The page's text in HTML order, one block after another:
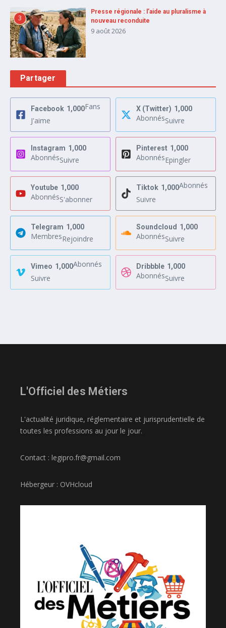
3
Presse régionale : l’aide au pluralisme à
nouveau reconduite
9 août 2026
Partager
Facebook 1,000Fans
J'aime
X (Twitter) 1,000
AbonnésSuivre
Instagram 1,000
AbonnésSuivre
Pinterest 1,000
AbonnésEpingler
Youtube 1,000
AbonnésS'abonner
Tiktok 1,000Abonnés
Suivre
Telegram 1,000
MembresRejoindre
Soundcloud 1,000
AbonnésSuivre
Vimeo 1,000Abonnés
Suivre
Dribbble 1,000
AbonnésSuivre
L'Officiel des Métiers
L'actualité juridique, réglementaire et jurisprudentielle de
toutes les professions au jour le jour.
Contact : legipro.fr@gmail.com
Hébergeur : OVHcloud